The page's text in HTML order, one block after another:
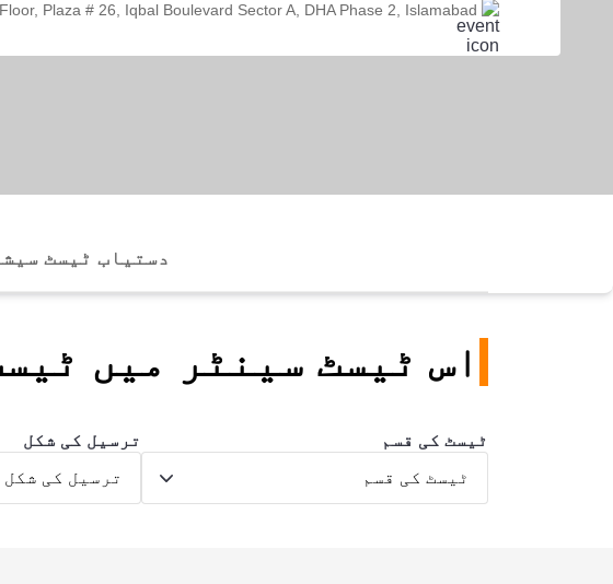
Plaza # 26, Iqbal Boulevard Sector A, DHA Phase 2, Islamabad
دستیاب ٹیسٹ
اس ٹیسٹ سینٹر میں
ٹیسٹ کی قسم
ٹیسٹ کی قسم
ترسیل کی شکل
ترسیل کی شکل